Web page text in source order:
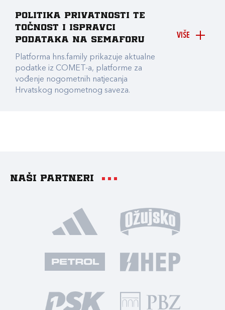
VIŠE
Politika privatnosti te
točnost i ispravci
podataka na Semaforu
Platforma hns.family prikazuje aktualne
podatke iz COMET-a, platforme za
vođenje nogometnih natjecanja
Hrvatskog nogometnog saveza.
Naši partneri